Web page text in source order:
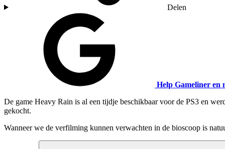
Delen
Help Gameliner en
De game Heavy Rain is al een tijdje beschikbaar voor de PS3 en
gekocht.
Wanneer we de verfilming kunnen verwachten in de bioscoop is